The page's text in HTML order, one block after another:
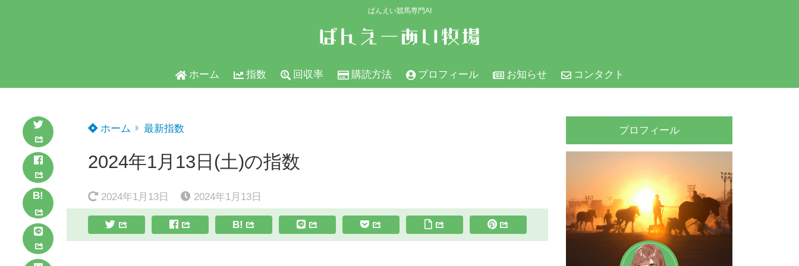
ばんえい競馬専門AI
ホーム 指数 回収率 購読方法 プロフィール お知らせ コンタクト
B!
ホーム 最新指数
2024年1月13日(土)の指数
2024年1月13日 2024年1月13日
B!
プロフィール